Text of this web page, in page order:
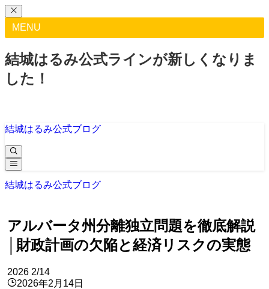
MENU
結城はるみ公式ラインが新しくなりま
した！
結城はるみ公式ブログ
結城はるみ公式ブログ
アルバータ州分離独立問題を徹底解説
│財政計画の欠陥と経済リスクの実態
2026 2/14
2026年2月14日